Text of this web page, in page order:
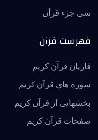
سی جزء قرآن
فهرست قرآن
قاریان قرآن کریم
سوره های قرآن کریم
بخشهایی از قرآن کریم
صفحات قرآن کریم